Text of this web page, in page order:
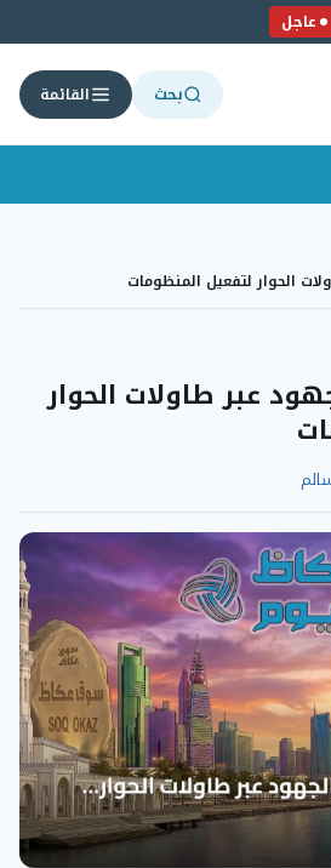
عاجل
بحث القائمة
الحوار لتفعيل المنظومات
عبر طاولات الحوار